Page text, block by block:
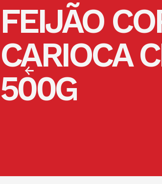
FEIJÃO
CARIOCA
500G